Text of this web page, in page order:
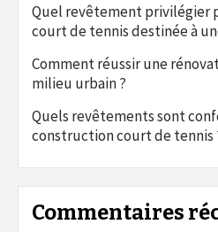
Quel revêtement privilégier
court de tennis destinée à
Comment réussir une
milieu urbain ?
Quels revêtements sont
construction court de tennis
Commentaires